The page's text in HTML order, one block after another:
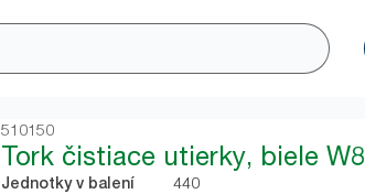
510150
Tork čistiace utierky, biele W8
Jednotky v balení 440